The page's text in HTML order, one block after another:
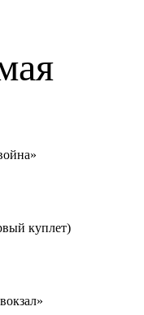
куплет)